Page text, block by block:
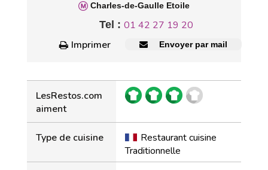
Charles-de-Gaulle Etoile
Tel : 01 42 27 19 20
Imprimer
Envoyer par mail
LesRestos.com
aiment
Type de cuisine
Restaurant cuisine
Traditionnelle